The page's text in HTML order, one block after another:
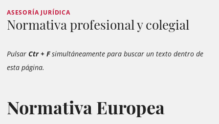
ASESORÍA JURÍDICA
Normativa profesional y colegial
Pulsar Ctr + Fsimultáneamente para buscar un texto dentro de
esta página.
Normativa Europea